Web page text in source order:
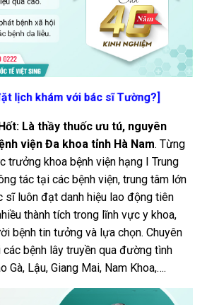
lịch khám với bác sĩ Tường?]
Là thầy thuốc ưu tú, nguyên
viện Đa khoa tỉnh Hà Nam. Từng
trưởng khoa bệnh viện hạng I Trung
tác tại các bệnh viện, trung tâm lớn
sĩ luôn đạt danh hiệu lao động tiên
thành tích trong lĩnh vực y khoa,
bệnh tin tưởng và lựa chọn. Chuyên
bệnh lây truyền qua đường tình
Gà, Lậu, Giang Mai, Nam Khoa,….